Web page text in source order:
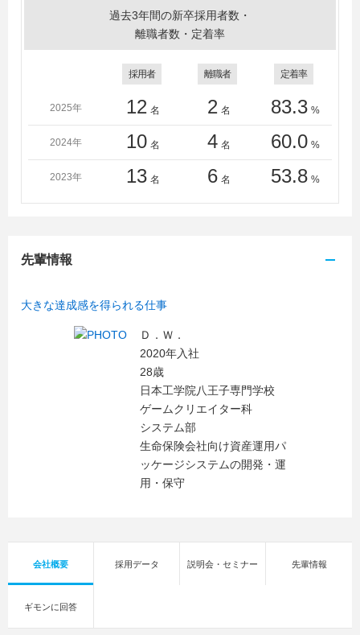
過去3年間の新卒採用者数・
離職者数・定着率
採用者 離職者 定着率
2025年 12 名 2 名 83.3 %
2024年 10 名 4 名 60.0 %
2023年 13 名 6 名 53.8 %
先輩情報
大きな達成感を得られる仕事
Ｄ．Ｗ．
2020年入社
28歳
日本工学院八王子専門学校
ゲームクリエイター科
システム部
生命保険会社向け資産運用パ
ッケージシステムの開発・運
用・保守
会社概要 採用データ 説明会・セミナー 先輩情報
ギモンに回答